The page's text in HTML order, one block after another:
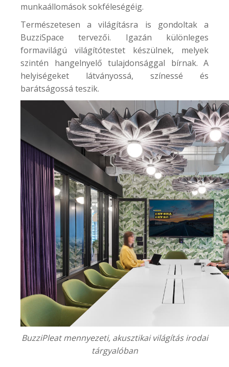
munkaállomások sokféleségéig.
Természetesen a világításra is gondoltak a
BuzziSpace tervezői. Igazán különleges
formavilágú világítótestet készülnek, melyek
szintén hangelnyelő tulajdonsággal bírnak. A
helyiségeket látványossá, színessé és
barátságossá teszik.
BuzziPleat mennyezeti, akusztikai világítás irodai
tárgyalóban